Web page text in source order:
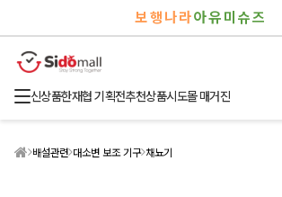
보행나라아유미슈즈
신상품한재협 기획전추천상품시도몰 매거진
배설관련 대소변 보조 기구 채뇨기